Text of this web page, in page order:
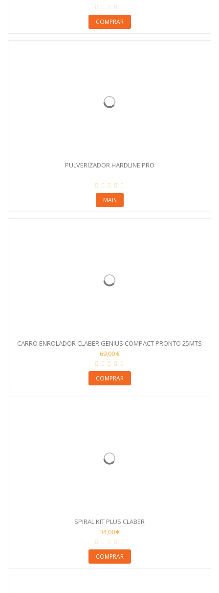
COMPRAR
PULVERIZADOR HARDLINE PRO
MAIS
CARRO ENROLADOR CLABER GENIUS COMPACT PRONTO 25MTS
8868
69,00 €
COMPRAR
SPIRAL KIT PLUS CLABER
34,00 €
COMPRAR